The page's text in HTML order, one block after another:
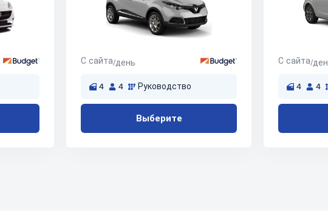
С сайта/день
4 4 Руководство
Выберите
С сайта/
4 4